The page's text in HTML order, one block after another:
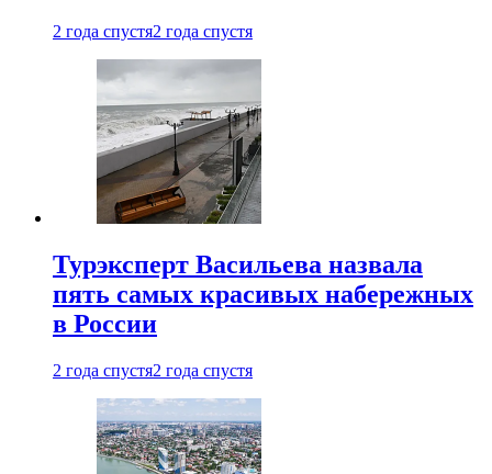
2 года спустя2 года спустя
Турэксперт Васильева назвала
пять самых красивых набережных
в России
2 года спустя2 года спустя